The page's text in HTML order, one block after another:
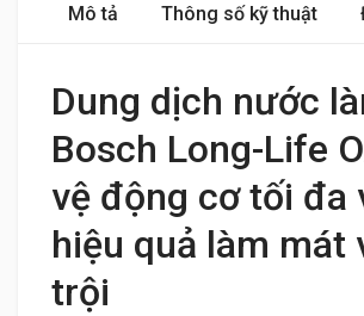
Mô tả Thông số kỹ thuật
Dung dịch nước
Bosch Long-Life
vệ động cơ tối đa
hiệu quả làm mát
trội